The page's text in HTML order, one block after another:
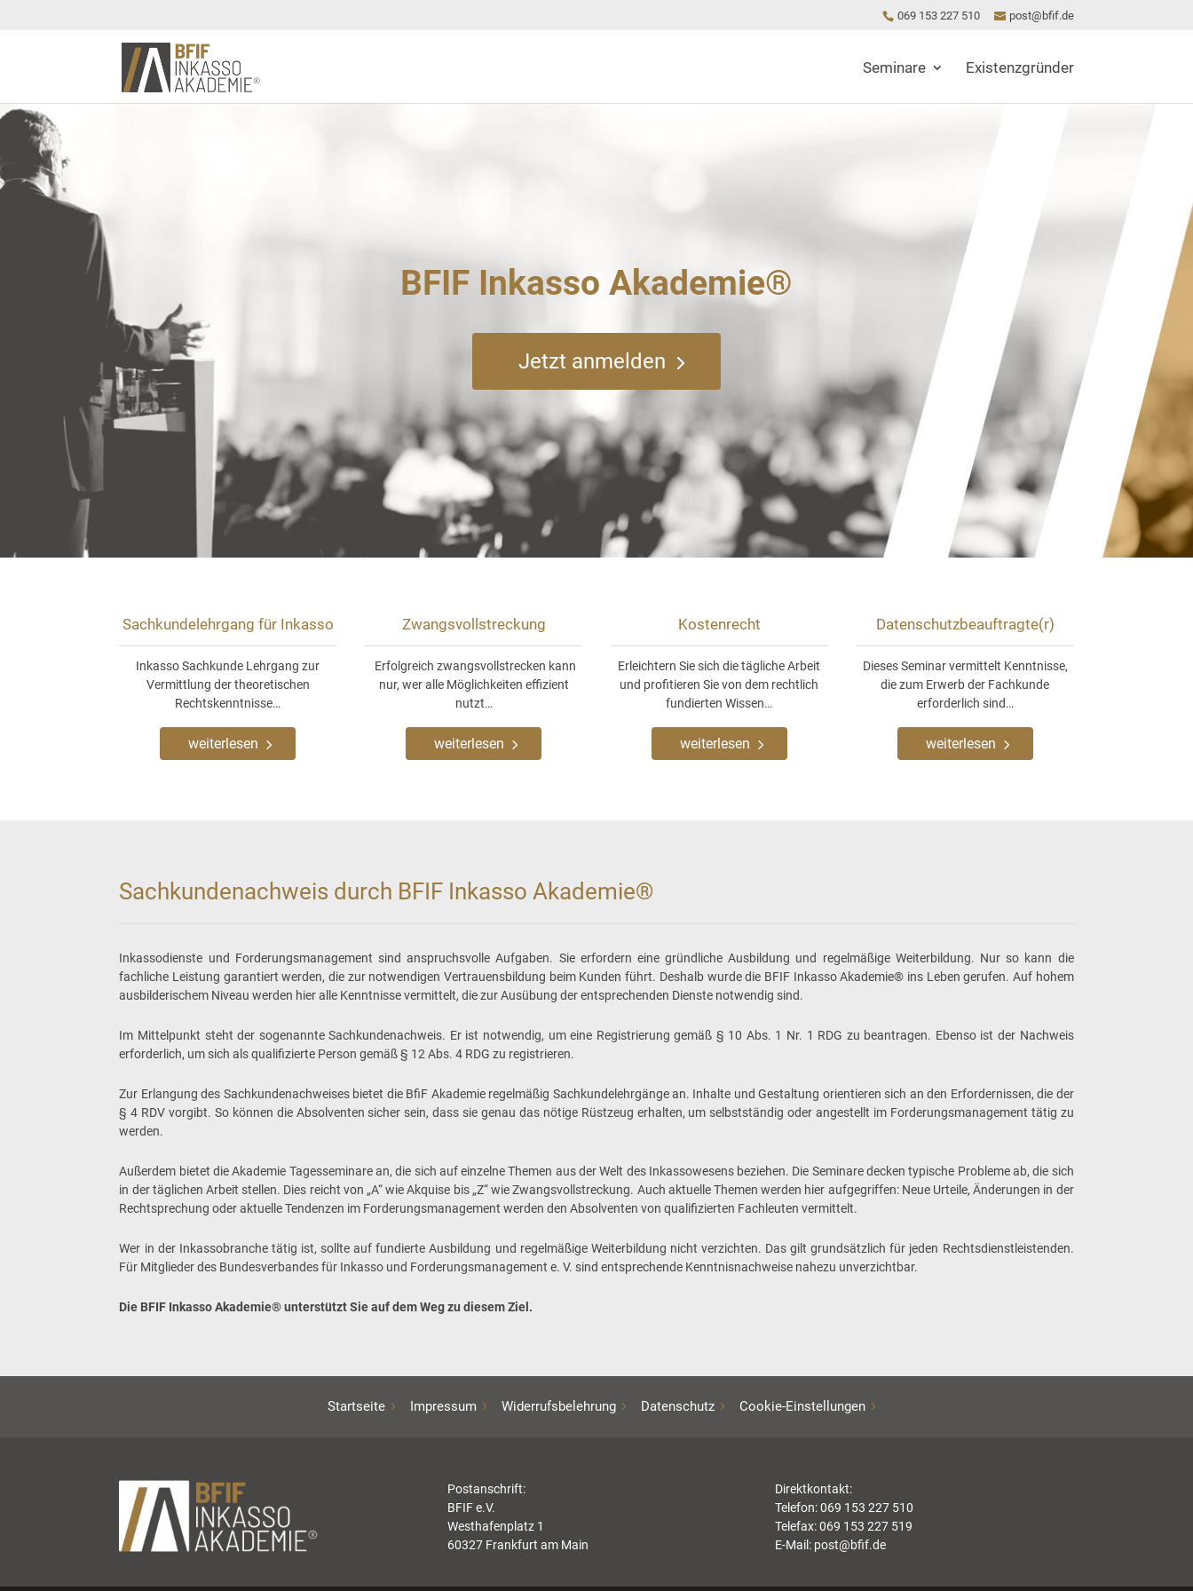
069 153 227 510 post@bfif.de
Seminare Existenzgründer
BFIF Inkasso Akademie®
Jetzt anmelden
Sachkundelehrgang für Inkasso
Inkasso Sachkunde Lehrgang zur
Vermittlung der theoretischen
Rechtskenntnisse…
weiterlesen
Zwangsvollstreckung
Erfolgreich zwangsvollstrecken kann
nur, wer alle Möglichkeiten effizient
nutzt…
weiterlesen
Kostenrecht
Erleichtern Sie sich die tägliche Arbeit
und profitieren Sie von dem rechtlich
fundierten Wissen…
weiterlesen
Datenschutzbeauftragte(r)
Dieses Seminar vermittelt Kenntnisse,
die zum Erwerb der Fachkunde
erforderlich sind…
weiterlesen
Sachkundenachweis durch BFIF Inkasso Akademie®
Inkassodienste und Forderungsmanagement sind anspruchsvolle Aufgaben. Sie erfordern eine gründliche Ausbildung und regelmäßige Weiterbildung. Nur so kann die
fachliche Leistung garantiert werden, die zur notwendigen Vertrauensbildung beim Kunden führt. Deshalb wurde die BFIF Inkasso Akademie® ins Leben gerufen. Auf hohem
ausbilderischem Niveau werden hier alle Kenntnisse vermittelt, die zur Ausübung der entsprechenden Dienste notwendig sind.
Im Mittelpunkt steht der sogenannte Sachkundenachweis. Er ist notwendig, um eine Registrierung gemäß § 10 Abs. 1 Nr. 1 RDG zu beantragen. Ebenso ist der Nachweis
erforderlich, um sich als qualifizierte Person gemäß § 12 Abs. 4 RDG zu registrieren.
Zur Erlangung des Sachkundenachweises bietet die BfiF Akademie regelmäßig Sachkundelehrgänge an. Inhalte und Gestaltung orientieren sich an den Erfordernissen, die der
§ 4 RDV vorgibt. So können die Absolventen sicher sein, dass sie genau das nötige Rüstzeug erhalten, um selbstständig oder angestellt im Forderungsmanagement tätig zu
werden.
Außerdem bietet die Akademie Tagesseminare an, die sich auf einzelne Themen aus der Welt des Inkassowesens beziehen. Die Seminare decken typische Probleme ab, die sich
in der täglichen Arbeit stellen. Dies reicht von „A“ wie Akquise bis „Z“ wie Zwangsvollstreckung. Auch aktuelle Themen werden hier aufgegriffen: Neue Urteile, Änderungen in der
Rechtsprechung oder aktuelle Tendenzen im Forderungsmanagement werden den Absolventen von qualifizierten Fachleuten vermittelt.
Wer in der Inkassobranche tätig ist, sollte auf fundierte Ausbildung und regelmäßige Weiterbildung nicht verzichten. Das gilt grundsätzlich für jeden Rechtsdienstleistenden.
Für Mitglieder des Bundesverbandes für Inkasso und Forderungsmanagement e. V. sind entsprechende Kenntnisnachweise nahezu unverzichtbar.
Die BFIF Inkasso Akademie® unterstützt Sie auf dem Weg zu diesem Ziel.
Startseite Impressum Widerrufsbelehrung Datenschutz Cookie-Einstellungen
Postanschrift:
BFIF e.V.
Westhafenplatz 1
60327 Frankfurt am Main
Direktkontakt:
Telefon: 069 153 227 510
Telefax: 069 153 227 519
E-Mail: post@bfif.de